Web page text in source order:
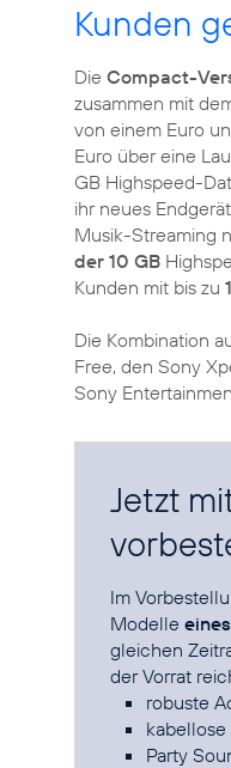
Kunden
Die Compact-
zusammen mit
von einem Euro
Euro über eine
GB Highspeed-
ihr neues
Musik-Streaming
der 10 GB
Kunden mit bis zu
Die Kombination
Free, den Sony
Sony
Jetzt
Im
Modelle
gleichen
robuste
kabellose
Party